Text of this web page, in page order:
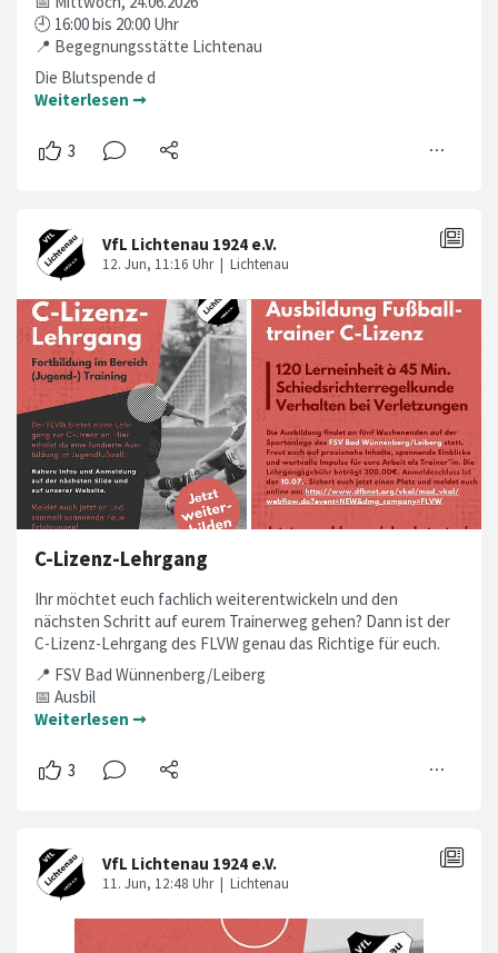
🕘 16:00 bis 20:00 Uhr
📍 Begegnungsstätte Lichtenau
Die Blutspende d
Weiterlesen ➞
C-Lizenz-Lehrgang
Ihr möchtet euch fachlich weiterentwickeln und den
nächsten Schritt auf eurem Trainerweg gehen? Dann ist der
C-Lizenz-Lehrgang des FLVW genau das Richtige für euch.
📍 FSV Bad Wünnenberg/Leiberg
📅 Ausbil
Weiterlesen ➞